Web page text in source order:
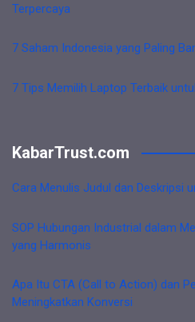
Terpercaya
7 Saham Indonesia yang Paling
7 Tips Memilih Laptop Terbaik
KabarTrust.com
Cara Menulis Judul dan Deskripsi
SOP Hubungan Industrial dalam
yang Harmonis
Apa Itu CTA (Call to Action) dan
Meningkatkan Konversi